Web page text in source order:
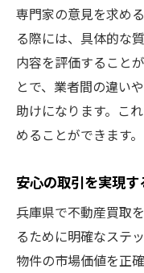
専門家の意見を求め
る際には、具体的な
内容を評価すること
とで、業者間の違い
助けになります。こ
めることができます。
安心の取引を実現
兵庫県で不動産買取
るために明確なステ
物件の市場価値を正